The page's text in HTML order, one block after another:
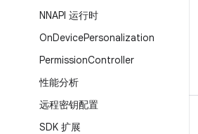
NNAPI 运行时
OnDevicePersonalization
PermissionController
性能分析
远程密钥配置
SDK 扩展